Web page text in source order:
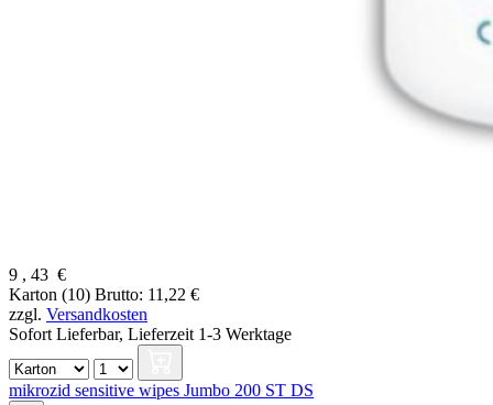
9 , 43 €
Karton (10) Brutto: 11,22 €
zzgl. Versandkosten
Sofort Lieferbar, Lieferzeit 1-3 Werktage
mikrozid sensitive wipes Jumbo 200 ST DS